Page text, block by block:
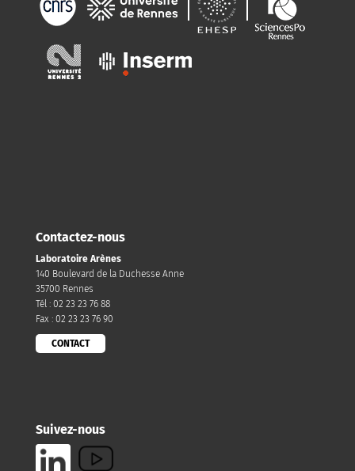
Contactez-nous
Laboratoire Arènes
140 Boulevard de la Duchesse Anne
35700 Rennes
Tél : 02 23 23 76 88
Fax : 02 23 23 76 90
CONTACT
Suivez-nous